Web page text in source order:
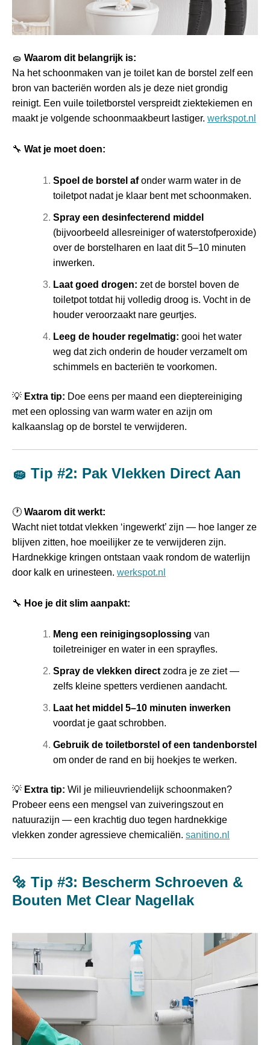
🧽 Waarom dit belangrijk is:
Na het schoonmaken van je toilet kan de borstel zelf een
bron van bacteriën worden als je deze niet grondig
reinigt. Een vuile toiletborstel verspreidt ziektekiemen en
maakt je volgende schoonmaakbeurt lastiger. werkspot.nl
🔧 Wat je moet doen:
Spoel de borstel afonder warm water in de
toiletpot nadat je klaar bent met schoonmaken.
Spray een desinfecterend middel
(bijvoorbeeld allesreiniger of waterstofperoxide)
over de borstelharen en laat dit 5–10 minuten
inwerken.
Laat goed drogen: zet de borstel boven de
toiletpot totdat hij volledig droog is. Vocht in de
houder veroorzaakt nare geurtjes.
Leeg de houder regelmatig: gooi het water
weg dat zich onderin de houder verzamelt om
schimmels en bacteriën te voorkomen.
💡 Extra tip: Doe eens per maand een dieptereiniging
met een oplossing van warm water en azijn om
kalkaanslag op de borstel te verwijderen.
🧽 Tip #2: Pak Vlekken Direct Aan
🕐 Waarom dit werkt:
Wacht niet totdat vlekken ‘ingewerkt’ zijn — hoe langer ze
blijven zitten, hoe moeilijker ze te verwijderen zijn.
Hardnekkige kringen ontstaan vaak rondom de waterlijn
door kalk en urinesteen. werkspot.nl
🔧 Hoe je dit slim aanpakt:
Meng een reinigingsoplossing van
toiletreiniger en water in een sprayfles.
Spray de vlekken direct zodra je ze ziet —
zelfs kleine spetters verdienen aandacht.
Laat het middel 5–10 minuten inwerken
voordat je gaat schrobben.
Gebruik de toiletborstel of een tandenborstel
om onder de rand en bij hoekjes te werken.
💡 Extra tip: Wil je milieuvriendelijk schoonmaken?
Probeer eens een mengsel van zuiveringszout en
natuurazijn — een krachtig duo tegen hardnekkige
vlekken zonder agressieve chemicaliën. sanitino.nl
🔩 Tip #3: Bescherm Schroeven &
Bouten Met Clear Nagellak